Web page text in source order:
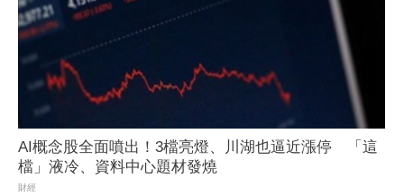
AI概念股全面噴出！3檔亮燈、川湖也逼近漲停 「這
檔」液冷、資料中心題材發燒
財經